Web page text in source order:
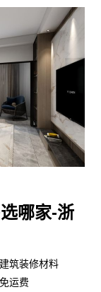
哪家-浙
筑装修材料
运费